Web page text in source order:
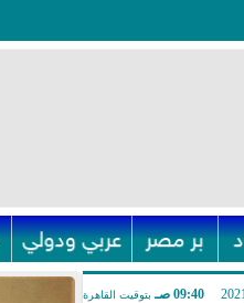
بر مصر عربي ودولي
09:40 صـ بتوقيت القاهرة